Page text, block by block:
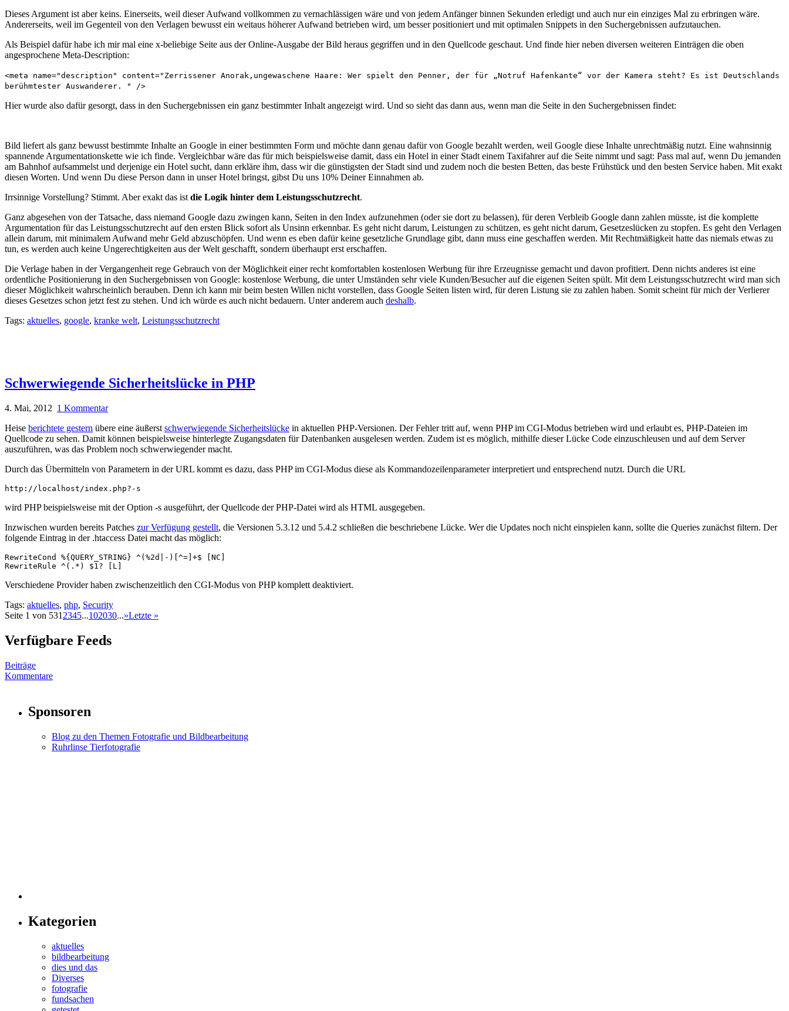
Dieses Argument ist aber keins. Einerseits, weil dieser Aufwand vollkommen zu vernachlässigen wäre und von jedem Anfänger binnen Sekunden erledigt und auch nur ein einziges Mal zu erbringen wäre.
Andererseits, weil im Gegenteil von den Verlagen bewusst ein weitaus höherer Aufwand betrieben wird, um besser positioniert und mit optimalen Snippets in den Suchergebnissen aufzutauchen.
Als Beispiel dafür habe ich mir mal eine x-beliebige Seite aus der Online-Ausgabe der Bild heraus gegriffen und in den Quellcode geschaut. Und finde hier neben diversen weiteren Einträgen die oben
angesprochene Meta-Description:
<meta name="description" content="Zerrissener Anorak,ungewaschene Haare: Wer spielt den Penner, der für „Notruf Hafenkante“ vor der Kamera steht? Es ist Deutschlands
berühmtester Auswanderer. " />
Hier wurde also dafür gesorgt, dass in den Suchergebnissen ein ganz bestimmter Inhalt angezeigt wird. Und so sieht das dann aus, wenn man die Seite in den Suchergebnissen findet:
Bild liefert als ganz bewusst bestimmte Inhalte an Google in einer bestimmten Form und möchte dann genau dafür von Google bezahlt werden, weil Google diese Inhalte unrechtmäßig nutzt. Eine wahnsinnig
spannende Argumentationskette wie ich finde. Vergleichbar wäre das für mich beispielsweise damit, dass ein Hotel in einer Stadt einem Taxifahrer auf die Seite nimmt und sagt: Pass mal auf, wenn Du jemanden
am Bahnhof aufsammelst und derjenige ein Hotel sucht, dann erkläre ihm, dass wir die günstigsten der Stadt sind und zudem noch die besten Betten, das beste Frühstück und den besten Service haben. Mit exakt
diesen Worten. Und wenn Du diese Person dann in unser Hotel bringst, gibst Du uns 10% Deiner Einnahmen ab.
Irrsinnige Vorstellung? Stimmt. Aber exakt das ist die Logik hinter dem Leistungsschutzrecht.
Ganz abgesehen von der Tatsache, dass niemand Google dazu zwingen kann, Seiten in den Index aufzunehmen (oder sie dort zu belassen), für deren Verbleib Google dann zahlen müsste, ist die komplette
Argumentation für das Leistungsschutzrecht auf den ersten Blick sofort als Unsinn erkennbar. Es geht nicht darum, Leistungen zu schützen, es geht nicht darum, Gesetzeslücken zu stopfen. Es geht den Verlagen
allein darum, mit minimalem Aufwand mehr Geld abzuschöpfen. Und wenn es eben dafür keine gesetzliche Grundlage gibt, dann muss eine geschaffen werden. Mit Rechtmäßigkeit hatte das niemals etwas zu
tun, es werden auch keine Ungerechtigkeiten aus der Welt geschafft, sondern überhaupt erst erschaffen.
Die Verlage haben in der Vergangenheit rege Gebrauch von der Möglichkeit einer recht komfortablen kostenlosen Werbung für ihre Erzeugnisse gemacht und davon profitiert. Denn nichts anderes ist eine
ordentliche Positionierung in den Suchergebnissen von Google: kostenlose Werbung, die unter Umständen sehr viele Kunden/Besucher auf die eigenen Seiten spült. Mit dem Leistungsschutzrecht wird man sich
dieser Möglichkeit wahrscheinlich berauben. Denn ich kann mir beim besten Willen nicht vorstellen, dass Google Seiten listen wird, für deren Listung sie zu zahlen haben. Somit scheint für mich der Verlierer
dieses Gesetzes schon jetzt fest zu stehen. Und ich würde es auch nicht bedauern. Unter anderem auch deshalb.
Tags: aktuelles, google, kranke welt, Leistungsschutzrecht
Schwerwiegende Sicherheitslücke in PHP
4. Mai, 2012 1 Kommentar
Heise berichtete gestern übere eine äußerst schwerwiegende Sicherheitslücke in aktuellen PHP-Versionen. Der Fehler tritt auf, wenn PHP im CGI-Modus betrieben wird und erlaubt es, PHP-Dateien im
Quellcode zu sehen. Damit können beispielsweise hinterlegte Zugangsdaten für Datenbanken ausgelesen werden. Zudem ist es möglich, mithilfe dieser Lücke Code einzuschleusen und auf dem Server
auszuführen, was das Problem noch schwerwiegender macht.
Durch das Übermitteln von Parametern in der URL kommt es dazu, dass PHP im CGI-Modus diese als Kommandozeilenparameter interpretiert und entsprechend nutzt. Durch die URL
http://localhost/index.php?-s
wird PHP beispielsweise mit der Option -s ausgeführt, der Quellcode der PHP-Datei wird als HTML ausgegeben.
Inzwischen wurden bereits Patches zur Verfügung gestellt, die Versionen 5.3.12 und 5.4.2 schließen die beschriebene Lücke. Wer die Updates noch nicht einspielen kann, sollte die Queries zunächst filtern. Der
folgende Eintrag in der .htaccess Datei macht das möglich:
RewriteCond %{QUERY_STRING} ^(%2d|-)[^=]+$ [NC]
RewriteRule ^(.*) $1? [L]
Verschiedene Provider haben zwischenzeitlich den CGI-Modus von PHP komplett deaktiviert.
Tags: aktuelles, php, Security
Seite 1 von 531 2345...102030...»Letzte »
Verfügbare Feeds
Beiträge
Kommentare
Sponsoren
Blog zu den Themen Fotografie und Bildbearbeitung
Ruhrlinse Tierfotografie
Kategorien
aktuelles
bildbearbeitung
dies und das
Diverses
fotografie
fundsachen